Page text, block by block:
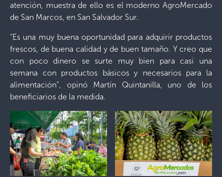
atención, muestra de ello es el moderno AgroMercado
de San Marcos, en San Salvador Sur.
“Es una muy buena oportunidad para adquirir productos
frescos, de buena calidad y de buen tamaño. Y creo que
con poco dinero se surte muy bien para casi una
semana con productos básicos y necesarios para la
alimentación”, opinó Martín Quintanilla, uno de los
beneficiarios de la medida.